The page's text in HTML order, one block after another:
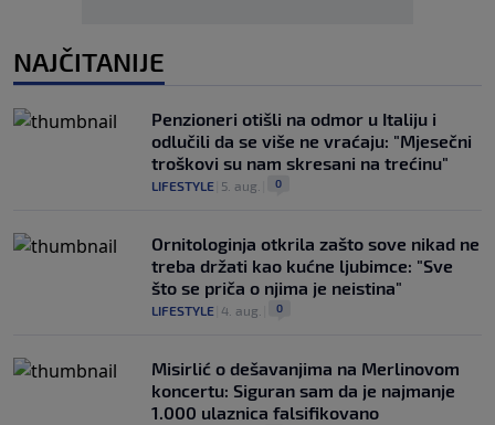
NAJČITANIJE
Penzioneri otišli na odmor u Italiju i
odlučili da se više ne vraćaju: "Mjesečni
troškovi su nam skresani na trećinu"
LIFESTYLE 5. aug. 0
Ornitologinja otkrila zašto sove nikad ne
treba držati kao kućne ljubimce: "Sve
što se priča o njima je neistina"
LIFESTYLE 4. aug. 0
Misirlić o dešavanjima na Merlinovom
koncertu: Siguran sam da je najmanje
1.000 ulaznica falsifikovano